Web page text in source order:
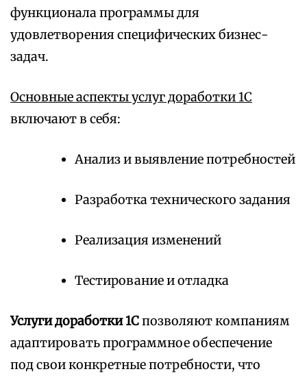
функционала программы для
удовлетворения специфических бизнес-
задач.
Основные аспекты услуг доработки 1С
включают в себя:
Анализ и выявление потребностей
Разработка технического задания
Реализация изменений
Тестирование и отладка
Услуги доработки 1Спозволяют компаниям
адаптировать программное обеспечение
под свои конкретные потребности, что